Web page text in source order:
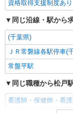
資格取得支援制度あり
同じ沿線・駅から
(千葉県)
ＪＲ常磐線各駅停車(
常盤平駅
同じ職種から松戸
看護師・保健師・看